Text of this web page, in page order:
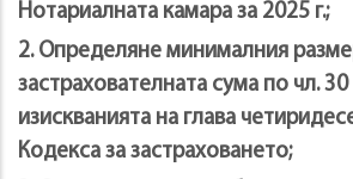
Нотариалната камара за 2025 г.;
2. Определяне минималния
застрахователната сума по чл.
изискванията на глава
Кодекса за застраховането;